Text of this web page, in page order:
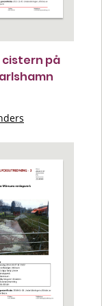
cistern på